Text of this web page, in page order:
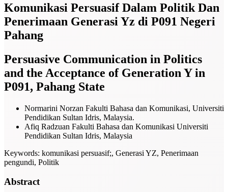
Komunikasi Persuasif Dalam Politik Dan
Penerimaan Generasi Yz di P091 Negeri
Pahang
Persuasive Communication in Politics
and the Acceptance of Generation Y in
P091, Pahang State
Normarini Norzan Fakulti Bahasa dan Komunikasi, Universiti
Pendidikan Sultan Idris, Malaysia.
Afiq Radzuan Fakulti Bahasa dan Komunikasi Universiti
Pendidikan Sultan Idris, Malaysia
Keywords: komunikasi persuasif;, Generasi YZ, Penerimaan
pengundi, Politik
Abstract